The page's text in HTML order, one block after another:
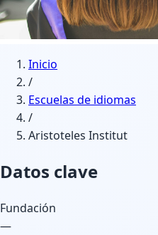
Inicio
/
Escuelas de idiomas
/
Aristoteles Institut
Datos clave
Fundación
—